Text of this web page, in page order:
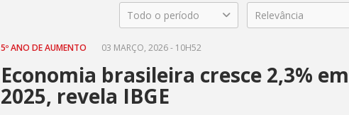
Todo o período Relevância
5º ANO DE AUMENTO 03 MARÇO, 2026 - 10H52
Economia brasileira cresce 2,3% em
2025, revela IBGE